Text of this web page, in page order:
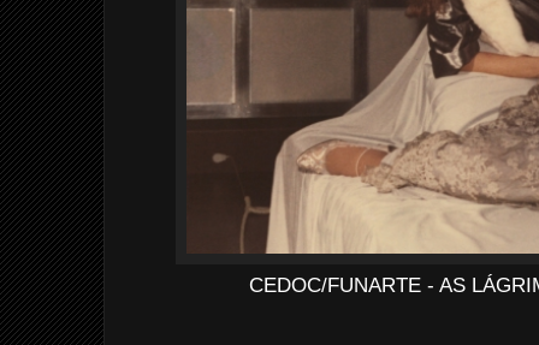
CEDOC/FUNARTE - AS